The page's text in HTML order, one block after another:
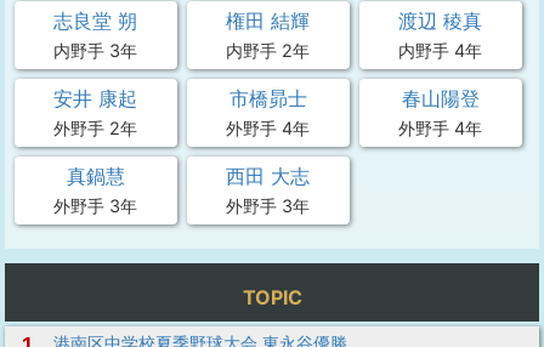
志良堂 朔
内野手 3年
権田 結輝
内野手 2年
渡辺 稜真
内野手 4年
安井 康起
外野手 2年
市橋昴士
外野手 4年
春山陽登
外野手 4年
真鍋慧
外野手 3年
西田 大志
外野手 3年
TOPIC
港南区中学校夏季野球大会 東永谷優勝